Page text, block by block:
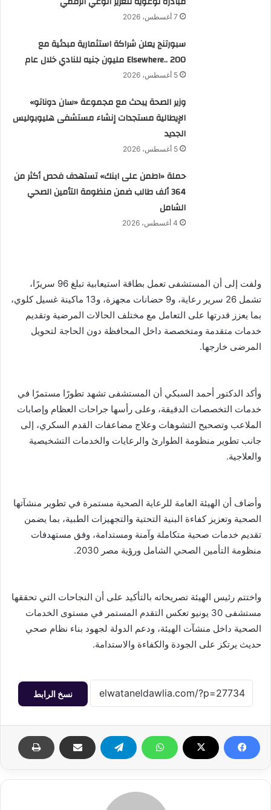
7 أغسطس، 2026
سبورتنج يعلن شراكة استثمارية مبدئية مع
Elsewhere.. 200 مليون جنيه للنادي خلال عام
5 أغسطس، 2026
وزير الصحة يبحث مع مجموعة «سان دوناتو»
الإيطالية مستجدات إنشاء مستشفى هليوبوليس
الجديد
5 أغسطس، 2026
حملة «اطمن على ابنك» تستهدف فحص أكثر من
364 ألف طالب ضمن منظومة التأمين الصحي
الشامل
4 أغسطس، 2026
ولفت إلى أن المستشفى تعمل بطاقة استيعابية تبلغ 96 سريرًا،
تشمل 26 سرير رعاية، و9 حضانات مجهزة، و13 ماكينة غسيل كلوي،
بما يعزز قدرتها على التعامل مع مختلف الحالات المرضية وتقديم
خدمات متقدمة ومتخصصة داخل المحافظة دون الحاجة لتحويل
المرضى خارجها.
وأكد الدكتور أحمد السبكي أن المستشفى تشهد تطورًا مستمرًا في
خدمات التخصصات الدقيقة، وعلى رأسها جراحات العظام وإصابات
الملاعب وتصحيح التشوهات وعلاج مضاعفات القدم السكري، إلى
جانب تطوير منظومة الطوارئ والرعايات والخدمات التشخيصية
والعلاجية.
وأضاف أن الهيئة العامة للرعاية الصحية مستمرة في تطوير منشآتها
الصحية وتعزيز كفاءة البنية التحتية والتجهيزات الطبية، بما يضمن
تقديم خدمات صحية متكاملة وآمنة ومستدامة، وفق مستهدفات
منظومة التأمين الصحي الشامل ورؤية مصر 2030.
واختتم رئيس الهيئة تصريحاته بالتأكيد على أن النجاحات التي تحققها
مستشفى 30 يونيو تعكس التقدم المستمر في مستوى الخدمات
الصحية داخل منشآت الهيئة، ودعم الدولة لجهود بناء نظام صحي
حديث يرتكز على الجودة والكفاءة والاستدامة.
نسخ الرابط